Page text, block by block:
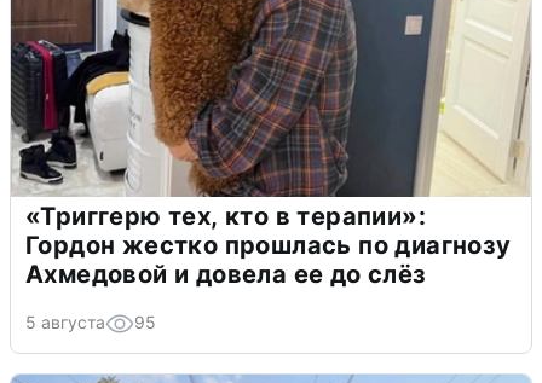
«Триггерю тех, кто в терапии»:
Гордон жестко прошлась по диагнозу
Ахмедовой и довела ее до слёз
5 августа 95